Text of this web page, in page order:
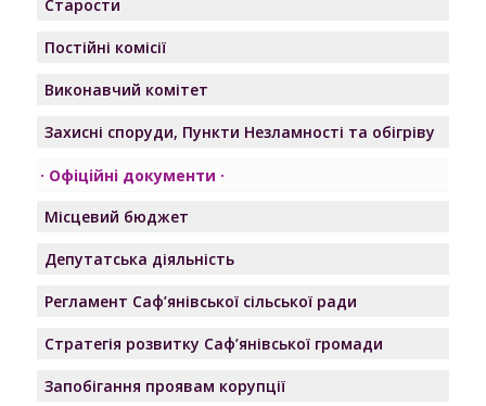
рішення виконавчого
району Одеської області від
малолітньою ХХХХХХХХХ
проведення в 2021 році на
території Саф`янівської
району Одеської області
№120
Старости
Постійні комісії
Виконавчий комітет
Захисні споруди, Пункти Незламності та обігріву
Офіційні документи
Місцевий бюджет
Депутатська діяльність
Регламент Саф’янівської сільської ради
Стратегія розвитку Саф’янівської громади
Запобігання проявам корупції